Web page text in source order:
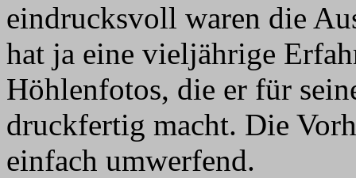
eindrucksvoll waren die
hat ja eine vieljährige
Höhlenfotos, die er für
druckfertig macht. Die
einfach umwerfend.